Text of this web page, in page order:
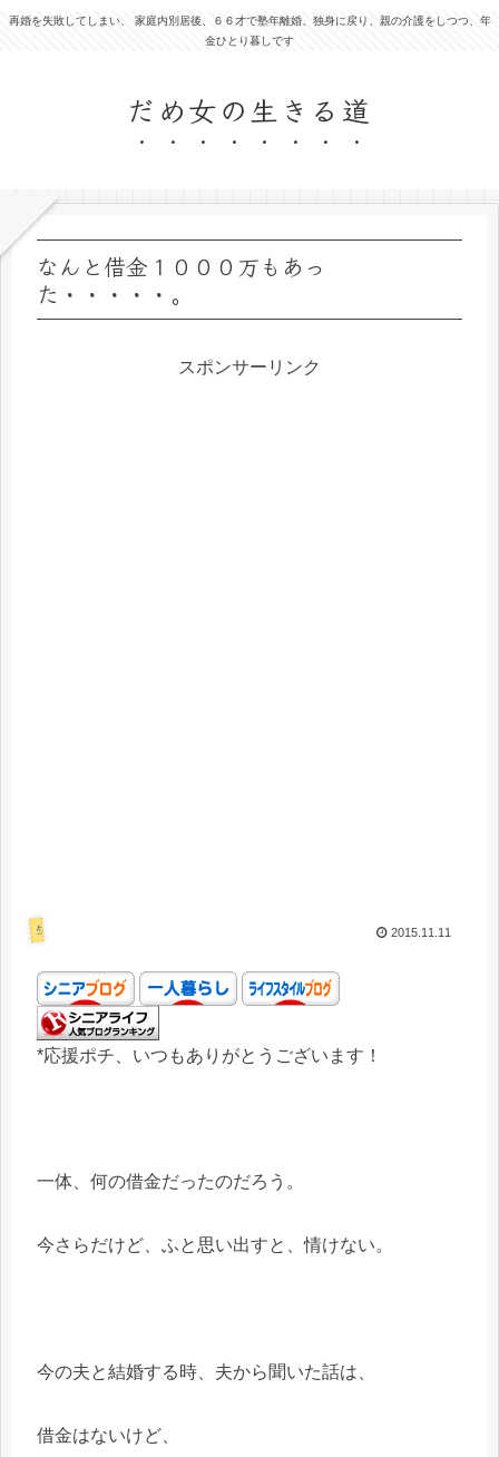
再婚を失敗してしまい、 家庭内別居後、６６才で塾年離婚、独身に戻り、親の介護をしつつ、年
金ひとり暮しです
だめ女の生きる道
なんと借金１０００万もあっ
た・・・・・。
スポンサーリンク
生活 2015.11.11
*応援ポチ、いつもありがとうございます！
一体、何の借金だったのだろう。
今さらだけど、ふと思い出すと、情けない。
今の夫と結婚する時、夫から聞いた話は、
借金はないけど、